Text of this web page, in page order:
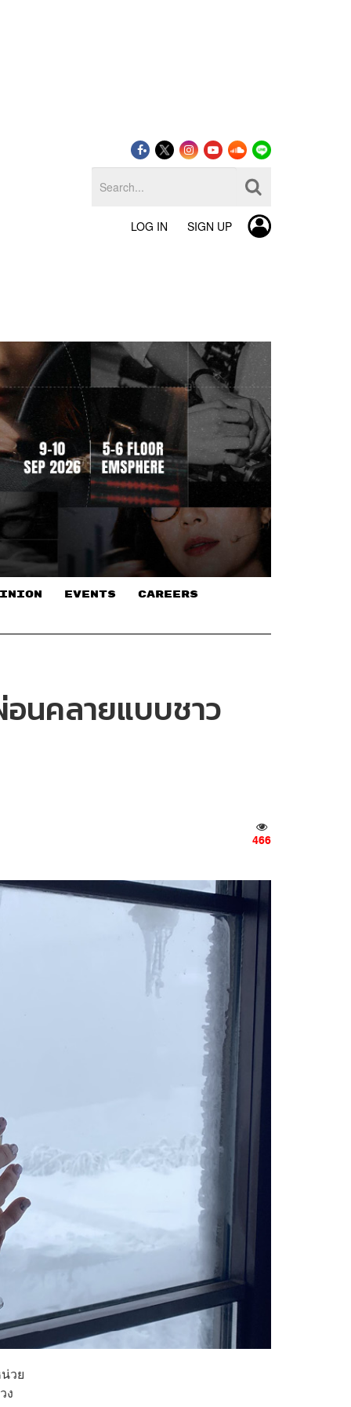
LOG IN SIGN UP
EVENTS CAREERS
นคลายแบบชาว
466
วย
ง